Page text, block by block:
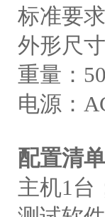
标准要
外形尺
重量：
电源：
配置清单
主机1台